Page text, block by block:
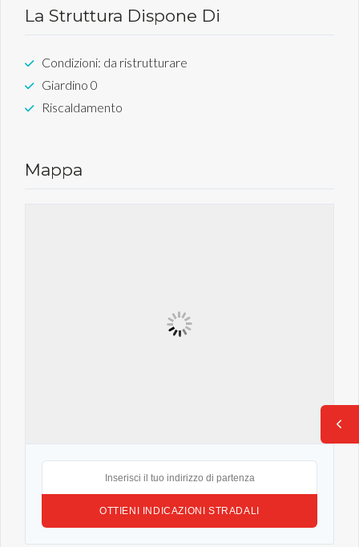
La Struttura Dispone Di
Condizioni: da ristrutturare
Giardino 0
Riscaldamento
Mappa